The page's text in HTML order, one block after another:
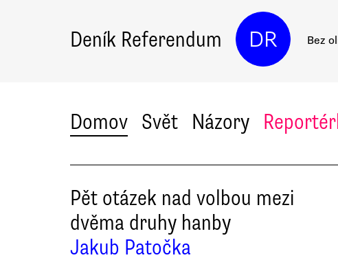
Deník Referendum DR Bez
Domov Svět Názory
Pět otázek nad volbou mezi
dvěma druhy hanby
Jakub Patočka